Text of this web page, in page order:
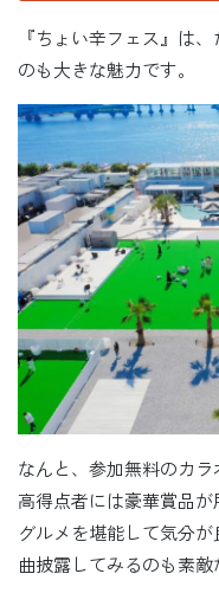
『ちょい辛フェス』は
のも大きな魅力です。
なんと、参加無料のカ
高得点者には豪華賞品
グルメを堪能して気分
曲披露してみるのも素敵